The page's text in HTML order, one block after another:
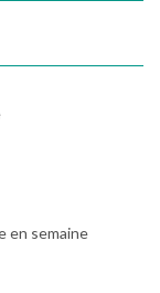
en semaine